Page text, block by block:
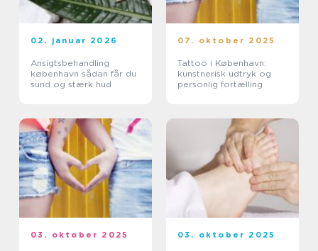
02. januar 2026
Ansigtsbehandling
københavn sådan får du
sund og stærk hud
07. oktober 2025
Tattoo i København:
kunstnerisk udtryk og
personlig fortælling
03. oktober 2025 03. oktober 2025